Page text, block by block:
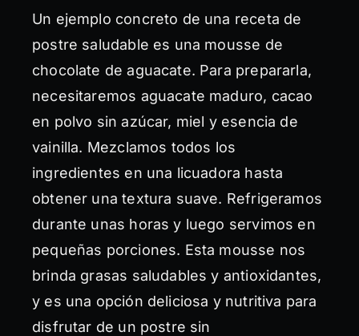
Un ejemplo concreto de una receta de
postre saludable es una mousse de
chocolate de aguacate. Para prepararla,
necesitaremos aguacate maduro, cacao
en polvo sin azúcar, miel y esencia de
vainilla. Mezclamos todos los
ingredientes en una licuadora hasta
obtener una textura suave. Refrigeramos
durante unas horas y luego servimos en
pequeñas porciones. Esta mousse nos
brinda grasas saludables y antioxidantes,
y es una opción deliciosa y nutritiva para
disfrutar de un postre sin